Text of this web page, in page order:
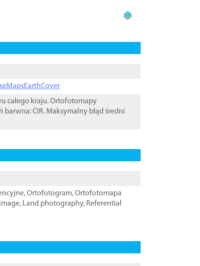
całego kraju. Ortofotomapy
CIR. Maksymalny błąd średni
,Ortofotogram,Ortofotomapa
, Land photography, Referential